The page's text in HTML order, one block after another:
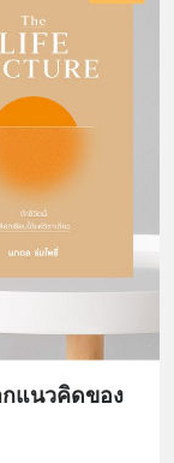
แนวคิดของ